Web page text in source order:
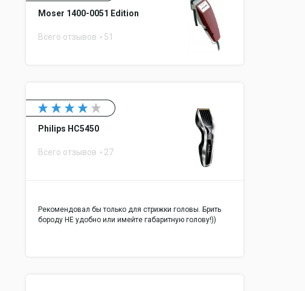
Moser 1400-0051 Edition
Всего отзывов 51
Philips HC5450
Всего отзывов 27
Рекомендовал бы только для стрижки головы. Брить
бороду НЕ удобно или имейте габаритную голову!))